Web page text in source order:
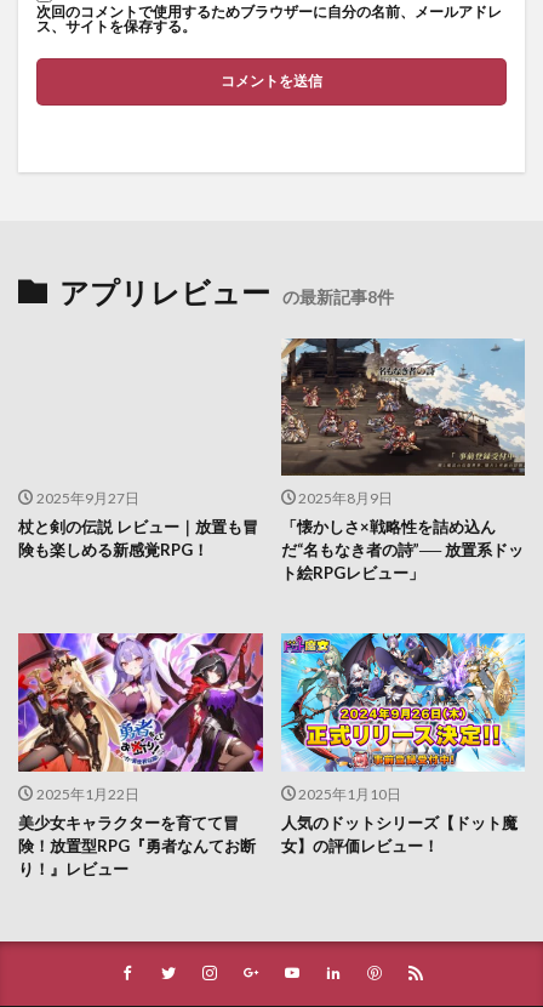
次回のコメントで使用するためブラウザーに自分の名前、メールアドレ
ス、サイトを保存する。
アプリレビュー の最新記事8件
2025年9月27日
杖と剣の伝説 レビュー｜放置も冒
険も楽しめる新感覚RPG！
2025年8月9日
「懐かしさ×戦略性を詰め込ん
だ“名もなき者の詩”── 放置系ドッ
ト絵RPGレビュー」
2025年1月22日
美少女キャラクターを育てて冒
険！放置型RPG『勇者なんてお断
り！』レビュー
2025年1月10日
人気のドットシリーズ【ドット魔
女】の評価レビュー！